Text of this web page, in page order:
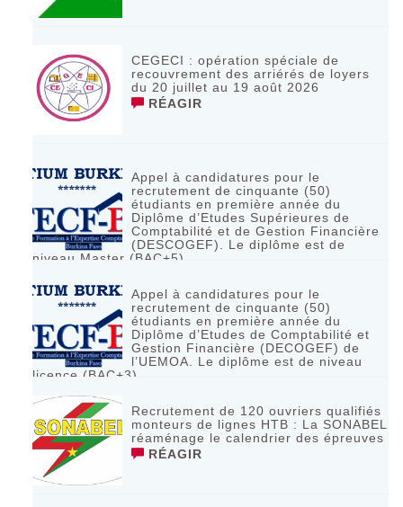
CEGECI : opération spéciale de
recouvrement des arriérés de loyers
du 20 juillet au 19 août 2026
RÉAGIR
Appel à candidatures pour le
recrutement de cinquante (50)
étudiants en première année du
Diplôme d’Etudes Supérieures de
Comptabilité et de Gestion Financière
(DESCOGEF). Le diplôme est de
niveau Master (BAC+5)
Appel à candidatures pour le
recrutement de cinquante (50)
étudiants en première année du
Diplôme d’Etudes de Comptabilité et
Gestion Financière (DECOGEF) de
l’UEMOA. Le diplôme est de niveau
licence (BAC+3)
Recrutement de 120 ouvriers qualifiés
monteurs de lignes HTB : La SONABEL
réaménage le calendrier des épreuves
RÉAGIR